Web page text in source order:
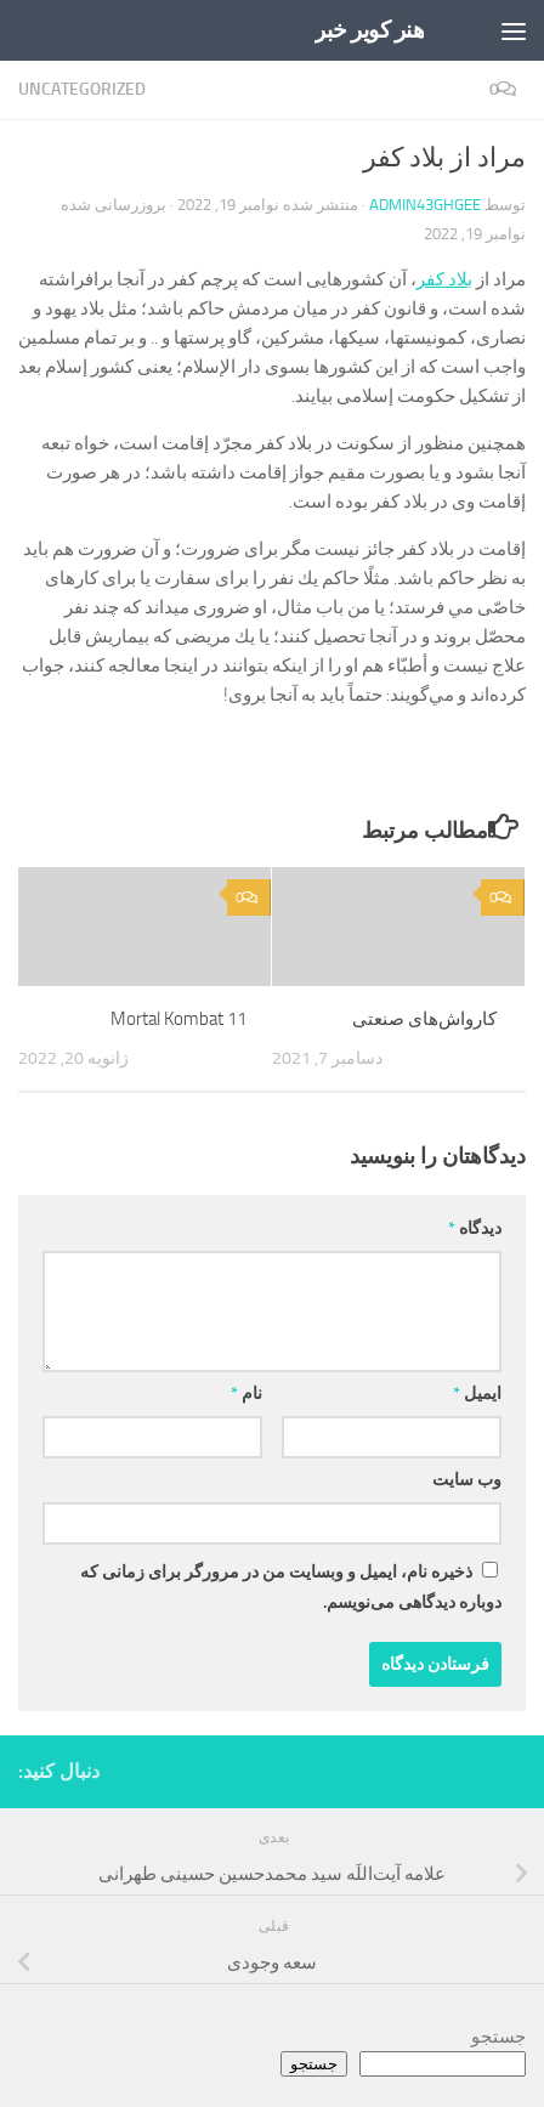
هنر کویر خبر
UNCATEGORIZED 0
مراد از بلاد كفر
توسط ADMIN43GHGEE · منتشر شده نوامبر 19, 2022
· بروزرسانی شده
نوامبر 19, 2022
مراد از بلاد كفر ، آن کشورهایی است كه پرچم كفر در آنجا برافراشته
شده است، و قانون كفر در ميان مردمش حاكم باشد؛ مثل بلاد يهود و
نصارى، كمونيستها، سيكها، مشركين، گاو پرستها و .. و بر تمام مسلمين
واجب است كه از اين کشورها بسوى دار الإسلام؛ يعنى کشور إسلام بعد
از تشكيل حكومت إسلامى بيايند.
همچنین منظور از سكونت در بلاد كفر مجرّد إقامت است، خواه تبعه
آنجا بشود و يا بصورت مقيم جواز إقامت داشته باشد؛ در هر صورت
إقامت وى در بلاد كفر بوده است.
إقامت در بلاد كفر جائز نيست مگر براى ضرورت؛ و آن ضرورت هم بايد
به نظر حاكم باشد. مثلًا حاكم يك نفر را براى سفارت يا براى كارهاى
خاصّى مي فرستد؛ يا من باب مثال، او ضرورى ميداند كه چند نفر
محصّل بروند و در آنجا تحصيل كنند؛ يا يك مريضى كه بيماريش قابل
علاج نيست و أطبّاء هم او را از اينكه بتوانند در اينجا معالجه كنند، جواب
كرده‌‏اند و مي‌گويند: حتماً بايد به آنجا بروى!
مطالب مرتبط
0
Mortal Kombat 11
ژانویه 20, 2022
0
کارواش‌های صنعتی
دسامبر 7, 2021
دیدگاهتان را بنویسید
دیدگاه *
نام * ایمیل *
وب‌ سایت
ذخیره نام، ایمیل و وبسایت من در مرورگر برای زمانی که
دوباره دیدگاهی می‌نویسم.
دنبال کنید:
بعدی
علامه آیت‌اللَه سید محمدحسین حسینی طهرانی
قبلی
سعه وجودی
جستجو
جستجو